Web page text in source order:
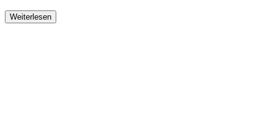
Anschluss an die U6 vom Marienplatz
Weiterlesen